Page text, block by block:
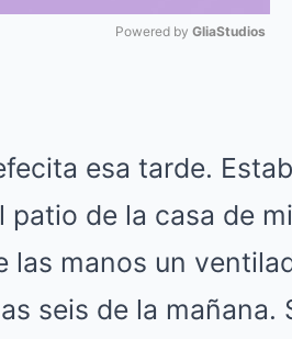
Powered by GliaStudios
esa tarde.
de la casa de
las manos un
seis de la mañana.